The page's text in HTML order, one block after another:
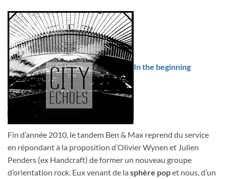
In the beginning
Fin d’année 2010, le tandem Ben & Max reprend du service
en répondant à la proposition d’Olivier Wynen et Julien
Penders (ex Handcraft) de former un nouveau groupe
d’orientation rock. Eux venant de la sphère popet nous, d’un